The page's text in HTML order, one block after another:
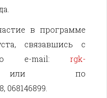
в программе
связавшись с
по e-mail: rgk-
по
068146899.